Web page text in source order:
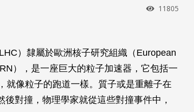
瀏覽次數
11805
）隸屬於歐洲核子研究組織（European
），是一座巨大的粒子加速器，它包括一
就像粒子的跑道一樣。質子或是重離子在
對撞，物理學家就從這些對撞事件中，